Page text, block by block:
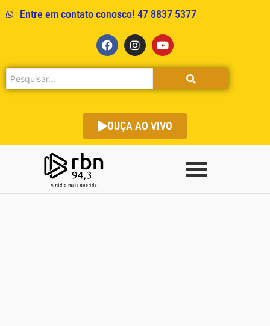
Entre em contato conosco! 47 8837 5377
OUÇA AO VIVO